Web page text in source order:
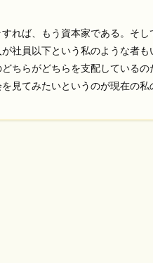
れば、もう資本家である。そし
社員以下という私のような者も
ちらがどちらを支配している
見てみたいというのが現在の私